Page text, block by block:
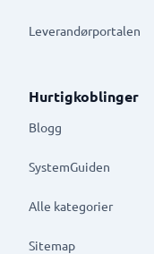
Leverandørportalen
Hurtigkoblinger
Blogg
SystemGuiden
Alle kategorier
Sitemap